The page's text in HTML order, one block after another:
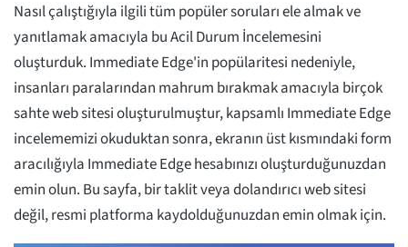
Nasıl çalıştığıyla ilgili tüm popüler soruları ele almak ve
yanıtlamak amacıyla bu Acil Durum İncelemesini
oluşturduk. Immediate Edge'in popülaritesi nedeniyle,
insanları paralarından mahrum bırakmak amacıyla birçok
sahte web sitesi oluşturulmuştur, kapsamlı Immediate Edge
incelememizi okuduktan sonra, ekranın üst kısmındaki form
aracılığıyla Immediate Edge hesabınızı oluşturduğunuzdan
emin olun. Bu sayfa, bir taklit veya dolandırıcı web sitesi
değil, resmi platforma kaydolduğunuzdan emin olmak için.